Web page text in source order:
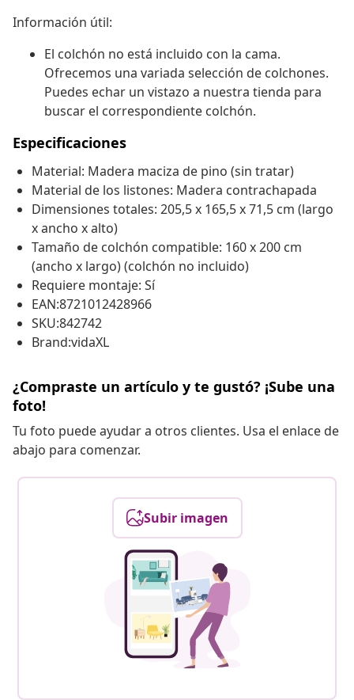
Información útil:
El colchón no está incluido con la cama.
Ofrecemos una variada selección de colchones.
Puedes echar un vistazo a nuestra tienda para
buscar el correspondiente colchón.
Especificaciones
Material: Madera maciza de pino (sin tratar)
Material de los listones: Madera contrachapada
Dimensiones totales: 205,5 x 165,5 x 71,5 cm (largo
x ancho x alto)
Tamaño de colchón compatible: 160 x 200 cm
(ancho x largo) (colchón no incluido)
Requiere montaje: Sí
EAN:8721012428966
SKU:842742
Brand:vidaXL
¿Compraste un artículo y te gustó? ¡Sube una
foto!
Tu foto puede ayudar a otros clientes. Usa el enlace de
abajo para comenzar.
Subir imagen